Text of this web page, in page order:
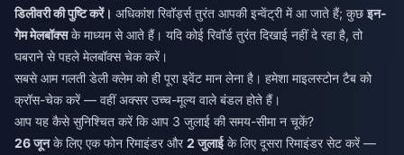
डिलीवरी की पुष्टि करें। अधिकांश रिवॉर्ड्स तुरंत आपकी इन्वेंट्री में आ जाते हैं; कुछइन-
गेम मेलबॉक्सके माध्यम से आते हैं। यदि कोई रिवॉर्ड तुरंत दिखाई नहीं दे रहा है, तो
घबराने से पहले मेलबॉक्स चेक करें।
सबसे आम गलती डेली क्लेम को ही पूरा इवेंट मान लेना है। हमेशा माइलस्टोन टैब को
क्रॉस-चेक करें — वहीं अक्सर उच्च-मूल्य वाले बंडल होते हैं।
आप यह कैसे सुनिश्चित करें कि आप 3 जुलाई की समय-सीमा न चूकें?
26 जूनके लिए एक फोन रिमाइंडर और2 जुलाईके लिए दूसरा रिमाइंडर सेट करें —